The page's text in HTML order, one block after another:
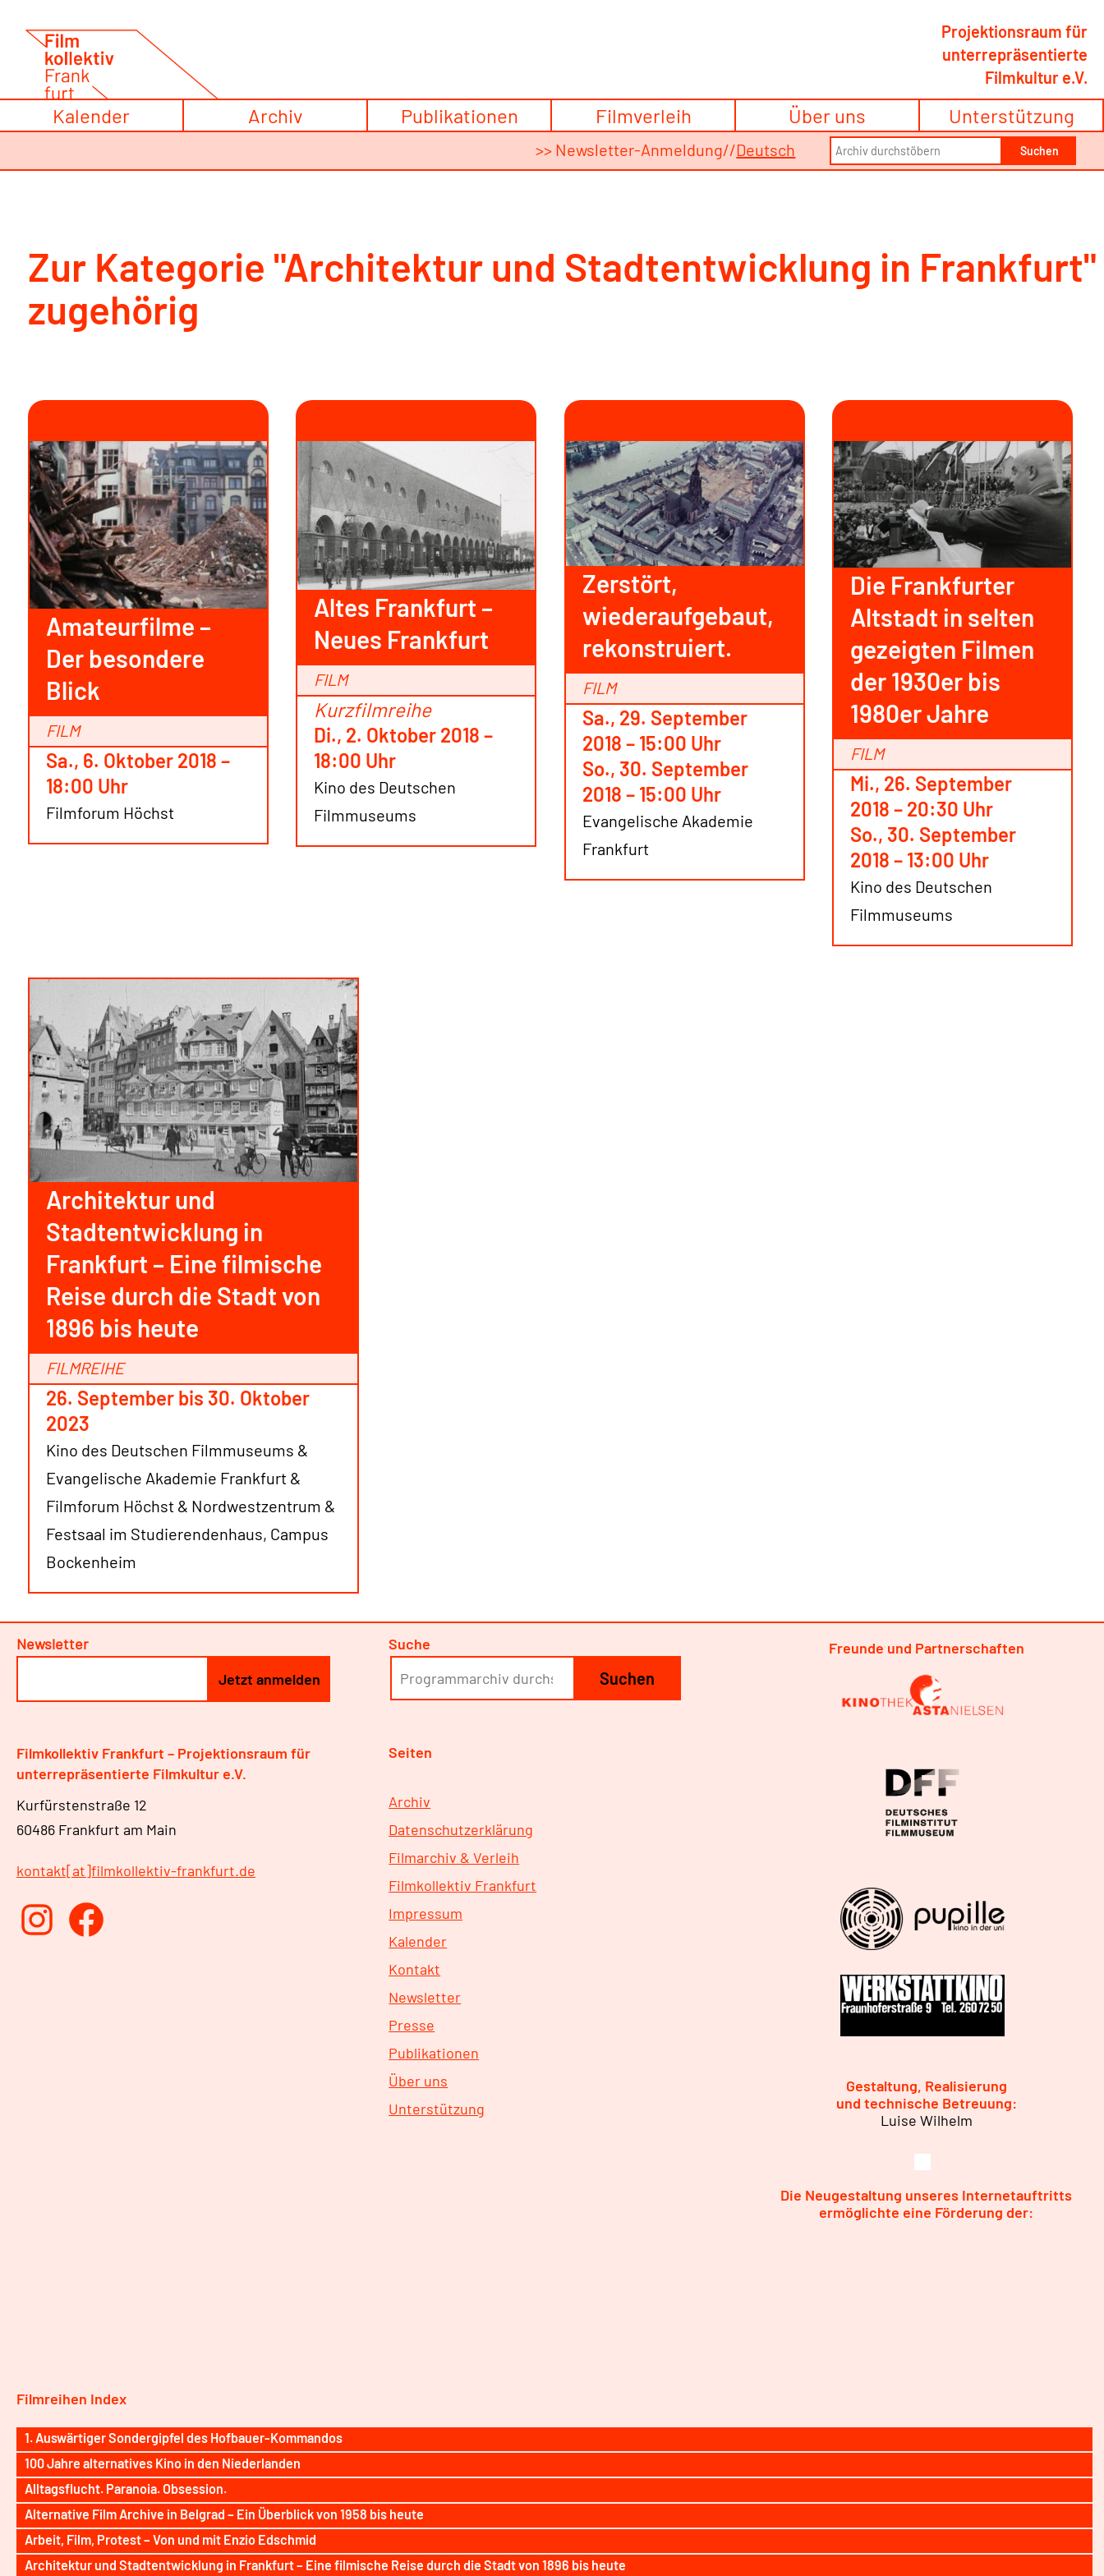
Inhalt
springen
Projektionsraum für
unterrepräsentierte
Filmkultur e.V.
Kalender Archiv Publikationen Filmverleih Über uns Unterstützung
>> Newsletter-Anmeldung//Deutsch
Search
for:
Suchen
Zur Kategorie "Architektur und Stadtentwicklung in Frankfurt"
zugehörig
Amateurfilme –
Der besondere
Blick
FILM
Sa., 6. Oktober 2018 –
18:00 Uhr
Filmforum Höchst
Altes Frankfurt –
Neues Frankfurt
FILM
Kurzfilmreihe
Di., 2. Oktober 2018 –
18:00 Uhr
Kino des Deutschen
Filmmuseums
Zerstört,
wiederaufgebaut,
rekonstruiert.
FILM
Sa., 29. September
2018 – 15:00 Uhr
So., 30. September
2018 – 15:00 Uhr
Evangelische Akademie
Frankfurt
Die Frankfurter
Altstadt in selten
gezeigten Filmen
der 1930er bis
1980er Jahre
FILM
Mi., 26. September
2018 – 20:30 Uhr
So., 30. September
2018 – 13:00 Uhr
Kino des Deutschen
Filmmuseums
Architektur und
Stadtentwicklung in
Frankfurt – Eine filmische
Reise durch die Stadt von
1896 bis heute
FILMREIHE
26. September bis 30. Oktober
2023
Kino des Deutschen Filmmuseums &
Evangelische Akademie Frankfurt &
Filmforum Höchst & Nordwestzentrum &
Festsaal im Studierendenhaus, Campus
Bockenheim
Newsletter
Filmkollektiv Frankfurt – Projektionsraum für
unterrepräsentierte Filmkultur e.V.
Kurfürstenstraße 12
60486 Frankfurt am Main
kontakt[at]filmkollektiv-frankfurt.de
InstagramFacebook
Suche
Suchen
Seiten
Archiv
Datenschutzerklärung
Filmarchiv & Verleih
Filmkollektiv Frankfurt
Impressum
Kalender
Kontakt
Newsletter
Presse
Publikationen
Über uns
Unterstützung
Freunde und Partnerschaften
Gestaltung, Realisierung
und technische Betreuung:
Luise Wilhelm
Die Neugestaltung unseres Internetauftritts
ermöglichte eine Förderung der:
Filmreihen Index
1. Auswärtiger Sondergipfel des Hofbauer-Kommandos
100 Jahre alternatives Kino in den Niederlanden
Alltagsflucht. Paranoia. Obsession.
Alternative Film Archive in Belgrad – Ein Überblick von 1958 bis heute
Arbeit, Film, Protest – Von und mit Enzio Edschmid
Architektur und Stadtentwicklung in Frankfurt – Eine filmische Reise durch die Stadt von 1896 bis heute